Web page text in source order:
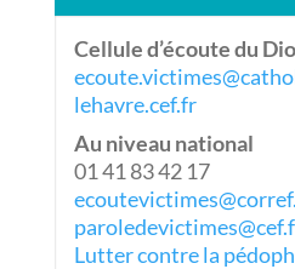
Cellule d’écoute du
lehavre.cef.fr
Au niveau national
01 41 83 42 17
Lutter contre la